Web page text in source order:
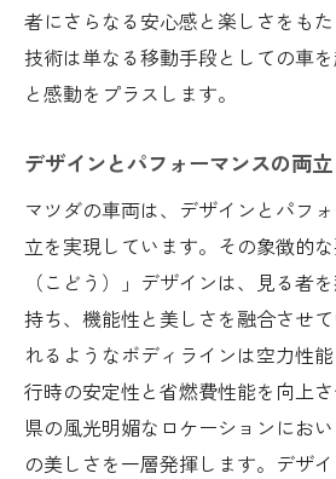
者にさらなる安心感と楽しさをも
技術は単なる移動手段としての車
と感動をプラスします。
デザインとパフォーマンスの両立
マツダの車両は、デザインとパフ
立を実現しています。その象徴的
（こどう）」デザインは、見る者
持ち、機能性と美しさを融合させ
れるようなボディラインは空力性
行時の安定性と省燃費性能を向上
県の風光明媚なロケーションにお
の美しさを一層発揮します。デザ